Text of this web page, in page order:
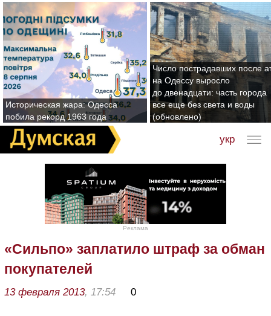
Историческая жара: Одесса
побила рекорд 1963 года
Число пострадавших после
на Одессу выросло
до двенадцати: часть города
все еще без света и воды
(обновлено)
укр
Реклама
«Сильпо» заплатило штраф за обман
покупателей
13 февраля 2013, 17:54 0